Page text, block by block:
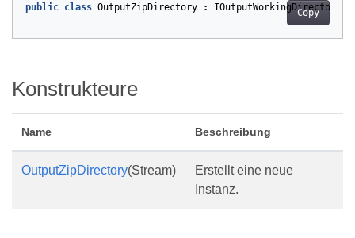
Copy
public class OutputZipDirectory : IOutputWorkingDirectory
Konstrukteure
Name Beschreibung
OutputZipDirectory(Stream)
Erstellt eine neue
Instanz.